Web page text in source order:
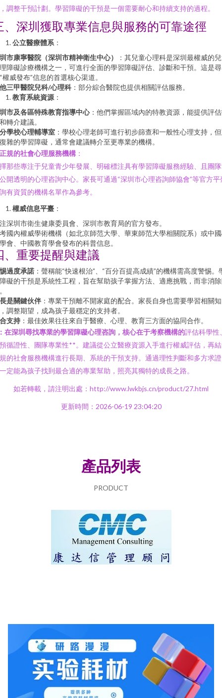
調整干預計劃。學習障礙的干預是一個需要耐心和持續支持的過程。
、深圳獲取專業信息與服務的可靠途徑
公立醫療體系 ：
市康寧醫院（深圳市精神衛生中心）
：其兒童心理科是深圳最權威的
障礙診療機構之一，可進行全面的學習障礙評估、診斷和干預。這是尋
權威發布”信息的首選核心渠道。
三甲醫院兒科/心理科 ：部分綜合醫院也提供相關評估服務。
教育系統資源 ：
市及各區特殊教育指導中心：他們掌握區域內的特教資源，能提供評
轉介建議。
學校心理輔導室 ：學校心理老師可進行初步篩查和一般性心理支持，
雜的學習障礙，通常會建議轉介至更專業的機構。
正規的社會心理服務機構 ：
那些專注于兒童青少年發展、明確標注具有學習障礙服務經驗、且團
開透明的心理咨詢中心。家長可通過“深圳市心理咨詢師協會”等官方平
有資質的機構名單作為參考。
權威信息平臺 ：
深圳市衛生健康委員會、深圳市教育局的官方發布。
國內權威學術機構（如北京師范大學、華東師范大學相關院系）或中
會、中國教育學會發布的科普信息。
、重要提醒與建議
過度承諾 ：聲稱能“快速根治”、“百分百提高成績”的機構需高度警惕。
礙的干預是系統性工程，旨在幫助孩子掌握方法、適應挑戰，而非消
是關鍵伙伴 ：專業干預離不開家庭的配合。家長自身也需要學習相關知
調整期望，成為孩子最穩定的支持者。
支持 ：最佳效果往往來自于醫療、心理、教育三方面的協同合作。
在深圳尋找專業的學習障礙心理咨詢，核心在于考察機構的評估科學性
循證性、團隊專業性**。建議從公立醫療資源入手進行權威評估，再
的社會服務機構進行長期、系統的干預支持。通過理性判斷和多方求
定能為孩子找到最合適的專業幫助，照亮其獨特的成長之路。
如若轉載，請注明出處：http://www.lwkbjs.cn/product/27.html
更新時間：2026-06-19 23:04:20
產品列表
PRODUCT